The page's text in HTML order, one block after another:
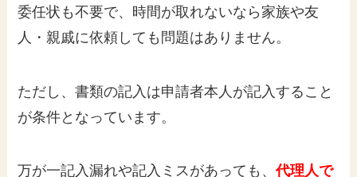
委任状も不要で、時間が取れないなら家族や友
人・親戚に依頼しても問題はありません。
ただし、書類の記入は申請者本人が記入すること
が条件となっています。
万が一記入漏れや記入ミスがあっても、代理人で